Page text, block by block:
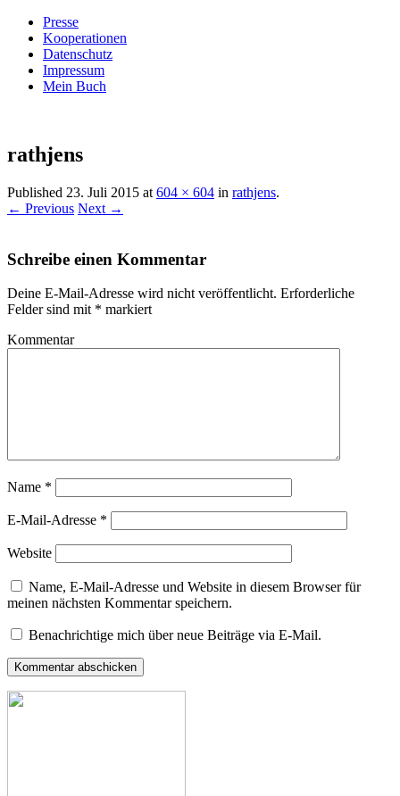
Presse
Kooperationen
Datenschutz
Impressum
Mein Buch
Villa König
rathjens
Published 23. Juli 2015 at 604 × 604 in rathjens.
← Previous Next →
Schreibe einen Kommentar
Deine E-Mail-Adresse wird nicht veröffentlicht. Erforderliche
Felder sind mit * markiert
Kommentar
Name *
E-Mail-Adresse *
Website
Name, E-Mail-Adresse und Website in diesem Browser für
meinen nächsten Kommentar speichern.
Benachrichtige mich über neue Beiträge via E-Mail.